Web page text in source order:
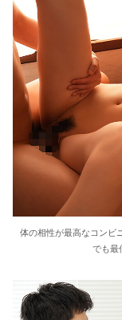
体の相性が最高なコンビ
でも最